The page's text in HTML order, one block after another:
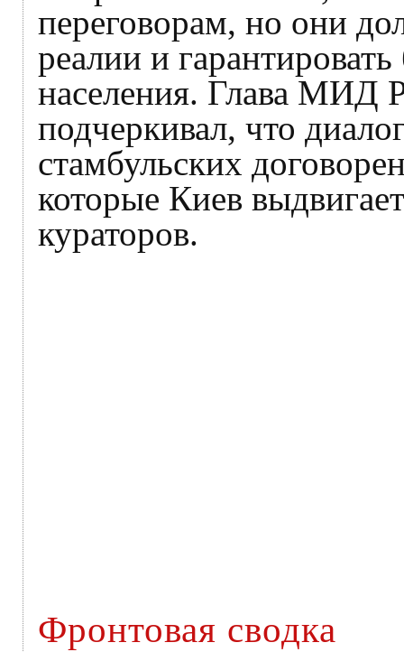
переговорам, но они
реалии и
населения. Глава МИД
подчеркивал, что
стамбульских
которые Киев
кураторов.
Фронтовая сводка